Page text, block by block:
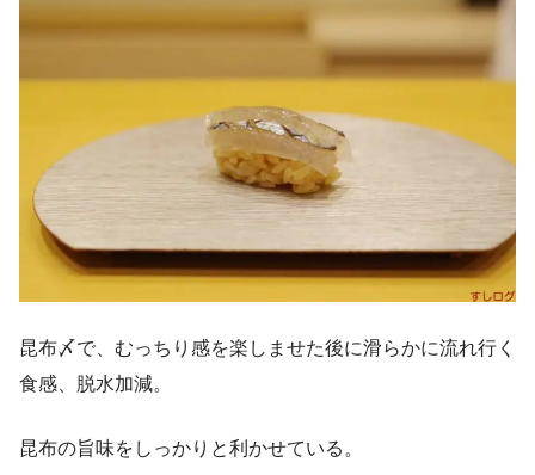
昆布〆で、むっちり感を楽しませた後に滑らかに流れ行く
食感、脱水加減。
昆布の旨味をしっかりと利かせている。